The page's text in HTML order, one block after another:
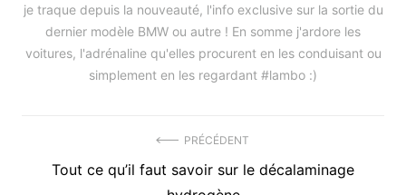
je traque depuis la nouveauté, l'info exclusive sur la sortie du
dernier modèle BMW ou autre ! En somme j'ardore les
voitures, l'adrénaline qu'elles procurent en les conduisant ou
simplement en les regardant #lambo :)
PRÉCÉDENT
Précédent
Tout ce qu’il faut savoir sur le décalaminage